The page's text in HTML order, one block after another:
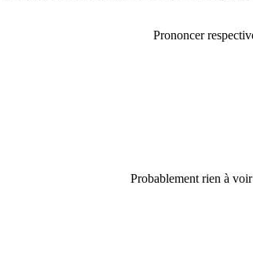
Prononcer
Probablement rien à